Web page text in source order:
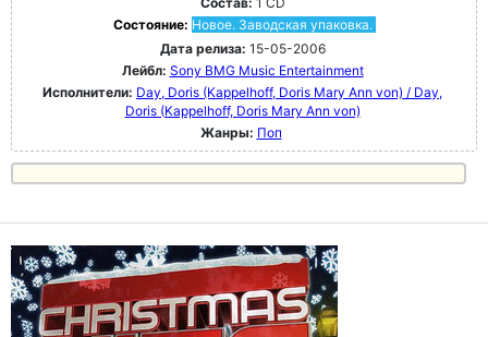
Состояние: Новое. Заводская упаковка.
Дата релиза: 15-05-2006
Лейбл: Sony BMG Music Entertainment
Исполнители: Day, Doris (Kappelhoff, Doris Mary Ann von) / Day,
Doris (Kappelhoff, Doris Mary Ann von)
Жанры: Поп